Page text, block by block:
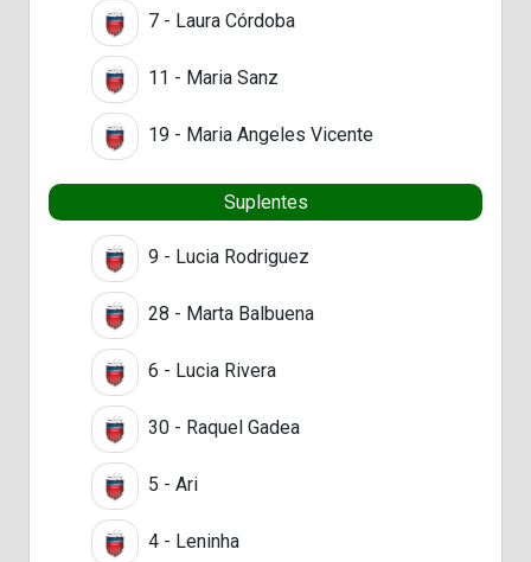
7 - Laura Córdoba
11 - Maria Sanz
19 - Maria Angeles Vicente
Suplentes
9 - Lucia Rodriguez
28 - Marta Balbuena
6 - Lucia Rivera
30 - Raquel Gadea
5 - Ari
4 - Leninha